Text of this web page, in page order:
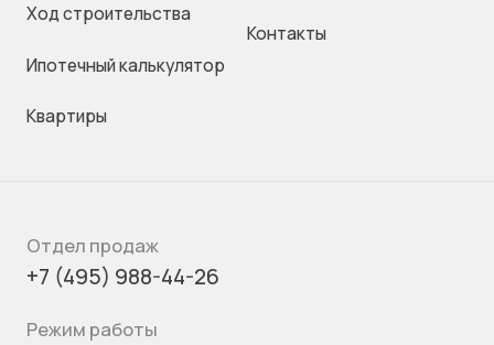
Ход строительства
Ипотечный калькулятор
Квартиры
Контакты
Отдел продаж
+7 (495) 988-44-26
Режим работы